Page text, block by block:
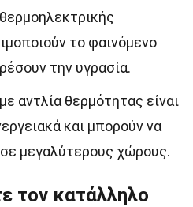
το φαινόμενο
την υγρασία.
αντλία θερμότητας είναι
και μπορούν να
μεγαλύτερους χώρους.
τον κατάλληλο